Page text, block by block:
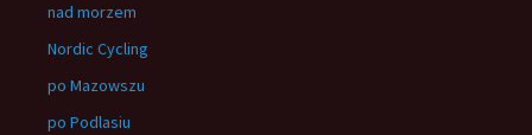
nad morzem
Nordic Cycling
po Mazowszu
po Podlasiu